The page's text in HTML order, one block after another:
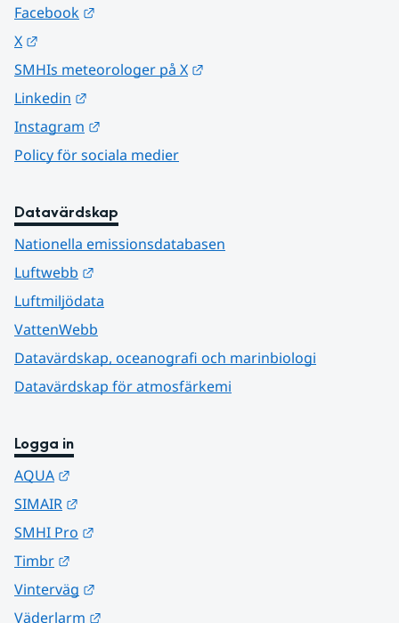
Facebook
X
SMHIs meteorologer på X
Linkedin
Instagram
Policy för sociala medier
Datavärdskap
Nationella emissionsdatabasen
Luftwebb
Luftmiljödata
VattenWebb
Datavärdskap, oceanografi och marinbiologi
Datavärdskap för atmosfärkemi
Logga in
AQUA
SIMAIR
SMHI Pro
Timbr
Vinterväg
Väderlarm